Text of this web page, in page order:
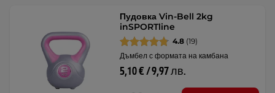
Пудовка Vin-Bell 2kg
inSPORTline
4.8 (19)
Дъмбел с формата на камбана
5,10 € / 9,97 лв.